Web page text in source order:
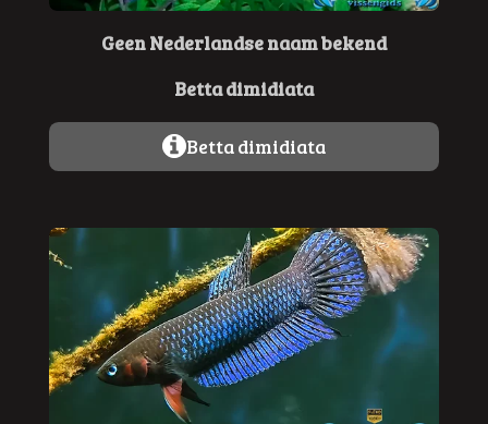
Geen Nederlandse naam bekend
Betta dimidiata
Betta dimidiata